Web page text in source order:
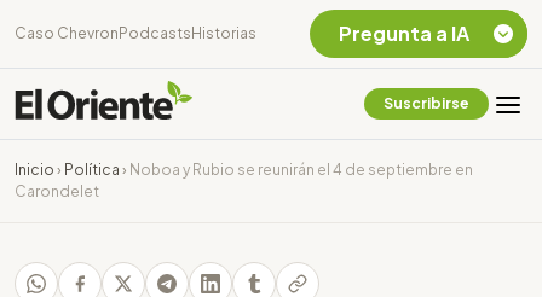
Caso Chevron Podcasts Historias
Suscribirse
Inicio › Política › Noboa y Rubio se reunirán el 4 de septiembre en
Carondelet
Pregunta a IA
Chevron Ecuador